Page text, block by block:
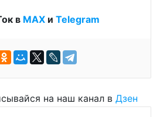
в МАХ и Telegram
на наш канал в Дзен